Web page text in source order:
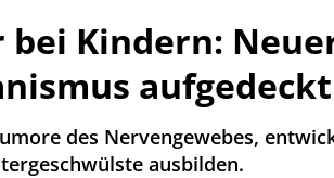
Kindern:
aufgedeckt
des Nervengewebes,
ausbilden.